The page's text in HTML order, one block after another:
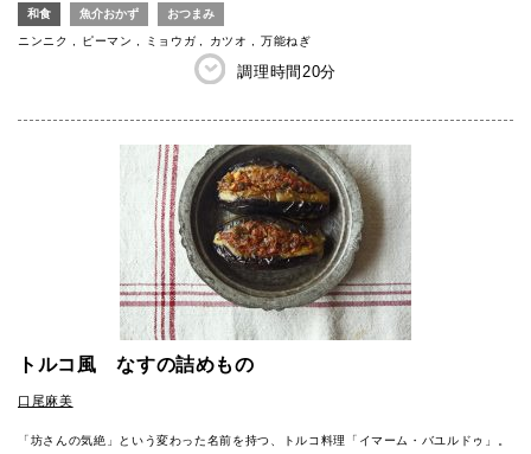
和食 魚介おかず おつまみ
ニンニク ピーマン ミョウガ カツオ 万能ねぎ
調理時間20分
トルコ風 なすの詰めもの
口尾麻美
「坊さんの気絶」という変わった名前を持つ、トルコ料理「イマーム・バユルドゥ」。